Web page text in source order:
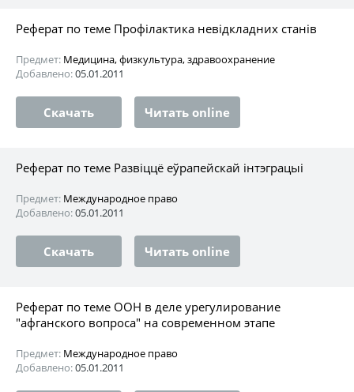
Реферат по теме Профілактика невідкладних станів
Предмет: Медицина, физкультура, здравоохранение
Добавлено:05.01.2011
Скачать Читать online
Реферат по теме Развiццё еўрапейскай iнтэграцыi
Предмет: Международное право
Добавлено:05.01.2011
Скачать Читать online
Реферат по теме ООН в деле урегулирование
"афганского вопроса" на современном этапе
Предмет: Международное право
Добавлено:05.01.2011